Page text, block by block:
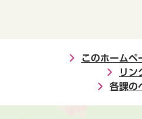
このホームペ
リン
各課の